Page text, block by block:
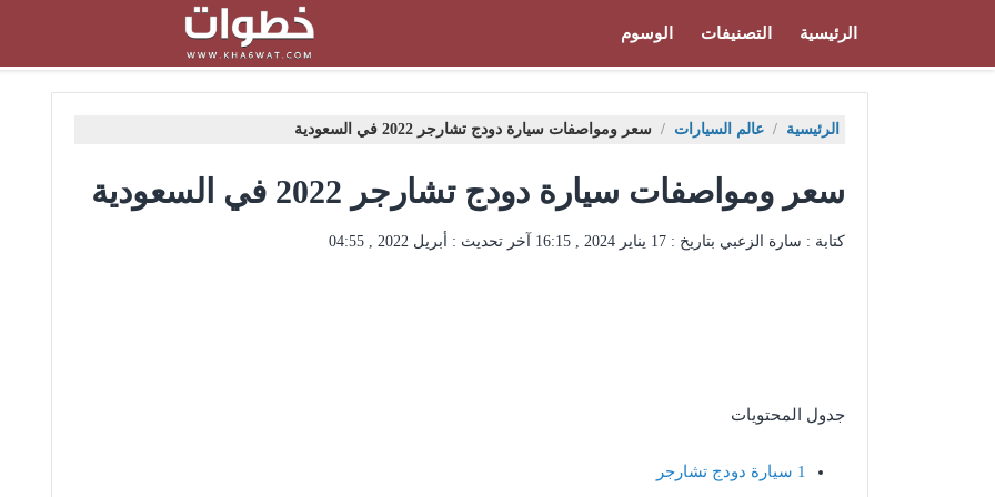
الرئيسية التصنيفات الوسوم
الرئيسية / عالم السيارات / سعر ومواصفات سيارة دودج تشارجر 2022 في السعودية
سعر ومواصفات سيارة دودج تشارجر 2022 في السعودية
كتابة : سارة الزعبي بتاريخ : 17 يناير 2024 , 16:15 آخر تحديث : أبريل 2022 , 04:55
جدول المحتويات
1 سيارة دودج تشارجر